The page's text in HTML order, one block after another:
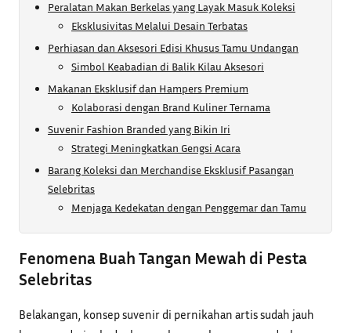
Peralatan Makan Berkelas yang Layak Masuk Koleksi
Eksklusivitas Melalui Desain Terbatas
Perhiasan dan Aksesori Edisi Khusus Tamu Undangan
Simbol Keabadian di Balik Kilau Aksesori
Makanan Eksklusif dan Hampers Premium
Kolaborasi dengan Brand Kuliner Ternama
Suvenir Fashion Branded yang Bikin Iri
Strategi Meningkatkan Gengsi Acara
Barang Koleksi dan Merchandise Eksklusif Pasangan
Selebritas
Menjaga Kedekatan dengan Penggemar dan Tamu
Fenomena Buah Tangan Mewah di Pesta
Selebritas
Belakangan, konsep suvenir di pernikahan artis sudah jauh